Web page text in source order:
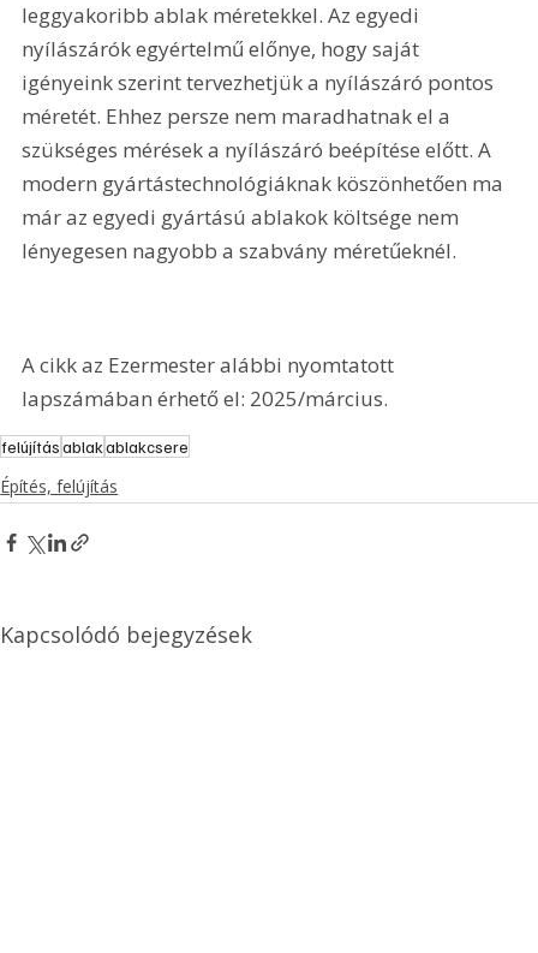
leggyakoribb ablak méretekkel. Az egyedi
nyílászárók egyértelmű előnye, hogy saját
igényeink szerint tervezhetjük a nyílászáró pontos
méretét. Ehhez persze nem maradhatnak el a
szükséges mérések a nyílászáró beépítése előtt. A
modern gyártástechnológiáknak köszönhetően ma
már az egyedi gyártású ablakok költsége nem
lényegesen nagyobb a szabvány méretűeknél.
A cikk az Ezermester alábbi nyomtatott
lapszámában érhető el: 2025/március.
felújításablakablakcsere
Építés, felújítás
Kapcsolódó bejegyzések